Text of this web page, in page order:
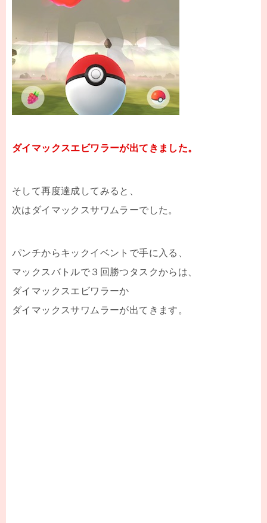
ダイマックスエビワラーが出てきました。
そして再度達成してみると、
次はダイマックスサワムラーでした。
パンチからキックイベントで手に入る、
マックスバトルで３回勝つタスクからは、
ダイマックスエビワラーか
ダイマックスサワムラーが出てきます。